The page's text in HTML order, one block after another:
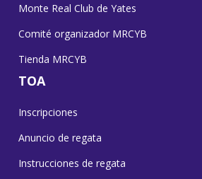
Monte Real Club de Yates
Comité organizador MRCYB
Tienda MRCYB
TOA
Inscripciones
Anuncio de regata
Instrucciones de regata